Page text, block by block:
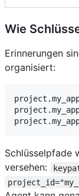
Wie
Erinnerungen
organisiert:
Schlüsselpfade
versehen: